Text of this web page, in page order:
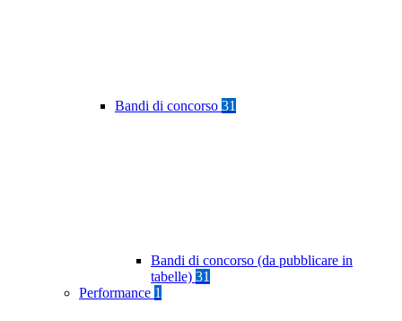
Bandi di concorso 31
Bandi di concorso (da pubblicare in
tabelle) 31
Performance 1